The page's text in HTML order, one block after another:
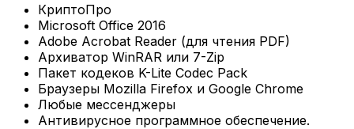
КриптоПро
Microsoft Office 2016
Adobe Acrobat Reader (для чтения PDF)
Архиватор WinRAR или 7-Zip
Пакет кодеков K-Lite Codec Pack
Браузеры Mozilla Firefox и Google Chrome
Любые мессенджеры
Антивирусное программное обеспечение.